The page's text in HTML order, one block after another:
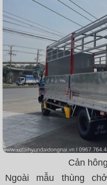
Cản
Ngoài mẫu thùng